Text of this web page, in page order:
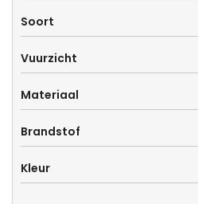
Soort
Vuurzicht
Materiaal
Brandstof
Kleur